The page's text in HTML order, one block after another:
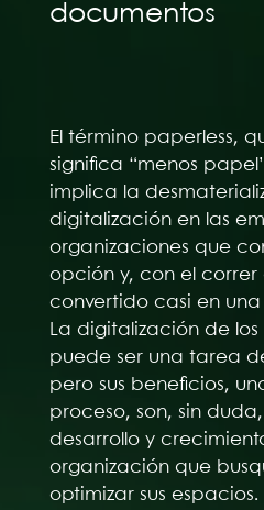
documentos
El término paperless,
significa “menos
implica la
digitalización en las
organizaciones que
opción y, con el correr
convertido casi en
La digitalización de
puede ser una tarea
pero sus beneficios,
proceso, son, sin
desarrollo y
organización que
optimizar sus espacios.